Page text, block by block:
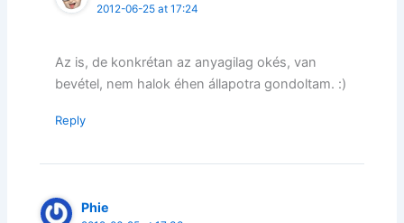
2012-06-25 at 17:24
Az is, de konkrétan az anyagilag okés, van
bevétel, nem halok éhen állapotra gondoltam. :)
Reply
Phie